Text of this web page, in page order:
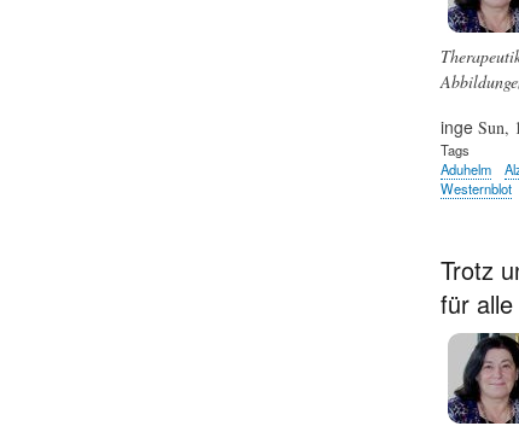
inge Sun,
Tags
Aduhelm
Westernblot
Trotz
für